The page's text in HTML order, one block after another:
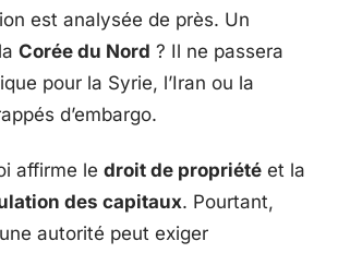
est analysée de près. Un
Corée du Nord ? Il ne passera
pour la Syrie, l’Iran ou la
d’embargo.
affirme le droit de propriété et la
des capitaux. Pourtant,
autorité peut exiger